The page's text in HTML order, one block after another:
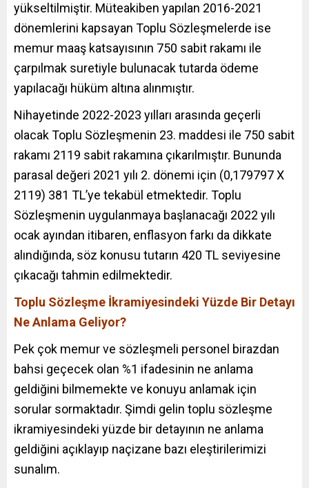
yükseltilmiştir. Müteakiben yapılan 2016-2021
dönemlerini kapsayan Toplu Sözleşmelerde ise
memur maaş katsayısının 750 sabit rakamı ile
çarpılmak suretiyle bulunacak tutarda ödeme
yapılacağı hüküm altına alınmıştır.
Nihayetinde 2022-2023 yılları arasında geçerli
olacak Toplu Sözleşmenin 23. maddesi ile 750 sabit
rakamı 2119 sabit rakamına çıkarılmıştır. Bununda
parasal değeri 2021 yılı 2. dönemi için (0,179797 X
2119) 381 TL’ye tekabül etmektedir. Toplu
Sözleşmenin uygulanmaya başlanacağı 2022 yılı
ocak ayından itibaren, enflasyon farkı da dikkate
alındığında, söz konusu tutarın 420 TL seviyesine
çıkacağı tahmin edilmektedir.
Toplu Sözleşme İkramiyesindeki Yüzde Bir Detayı
Ne Anlama Geliyor?
Pek çok memur ve sözleşmeli personel birazdan
bahsi geçecek olan %1 ifadesinin ne anlama
geldiğini bilmemekte ve konuyu anlamak için
sorular sormaktadır. Şimdi gelin toplu sözleşme
ikramiyesindeki yüzde bir detayının ne anlama
geldiğini açıklayıp naçizane bazı eleştirilerimizi
sunalım.